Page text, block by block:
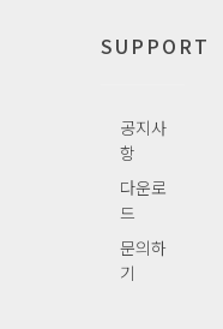
SUPPORT
공지사
항
다운로
드
문의하
기